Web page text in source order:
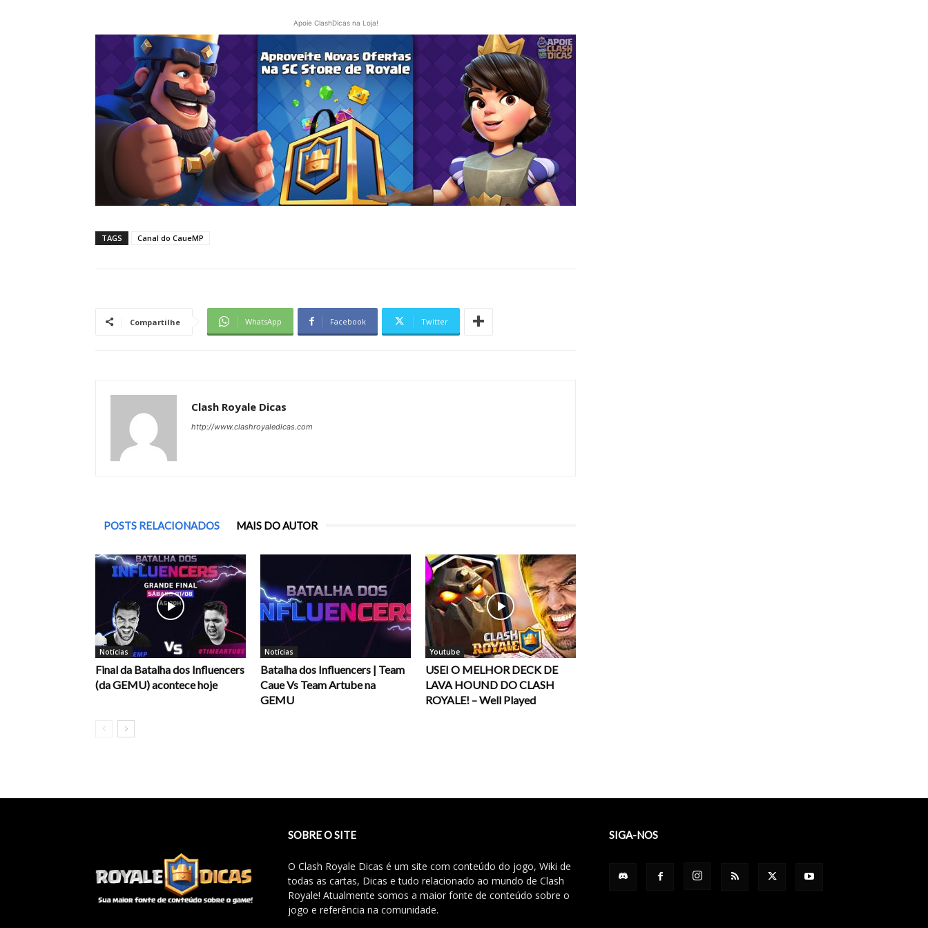
Apoie ClashDicas na Loja!
TAGS Canal do CaueMP
Compartilhe WhatsApp Facebook Twitter
Clash Royale Dicas
http://www.clashroyaledicas.com
POSTS RELACIONADOS MAIS DO AUTOR
Notícias
Final da Batalha dos Influencers
(da GEMU) acontece hoje
Notícias
Batalha dos Influencers | Team
Caue Vs Team Artube na
GEMU
Youtube
USEI O MELHOR DECK DE
LAVA HOUND DO CLASH
ROYALE! – Well Played
SOBRE O SITE
O Clash Royale Dicas é um site com conteúdo do jogo, Wiki de
todas as cartas, Dicas e tudo relacionado ao mundo de Clash
Royale! Atualmente somos a maior fonte de conteúdo sobre o
jogo e referência na comunidade.
SIGA-NOS